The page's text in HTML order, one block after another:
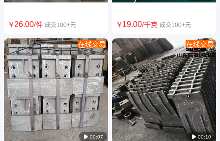
ZG4Cr25Ni20高铬耐热耐磨合
金钢铸件 高温抗磨铸钢件抗渗
碳
￥26.00/件 成交100+元
 00:07
在线交易
辉晟达供应ZG4Cr25Ni20SI2耐
热钢铸造预热器内筒挂板 挂片
耐热耐磨
￥19.00/千克 成交100+元
 00:10
在线交易